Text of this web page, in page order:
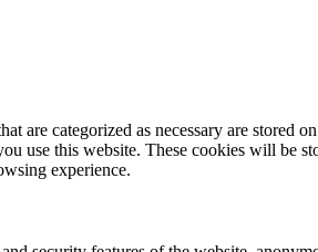
categorized as necessary are stored
use this website. These cookies will be
experience.